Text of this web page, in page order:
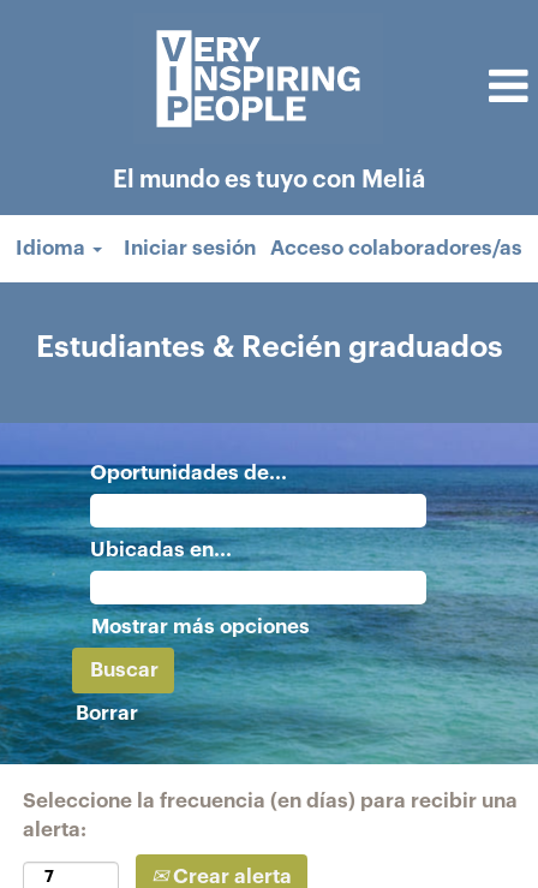
El mundo es tuyo con Meliá
Idioma Iniciar sesión Acceso colaboradores/as
reciénEstudiantes & Recién graduados
Oportunidades de...
Ubicadas en...
Mostrar más opciones
Borrar
Seleccione la frecuencia (en días) para recibir una
alerta:
Crear alerta